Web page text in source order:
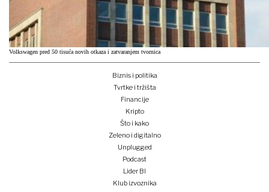
Volkswagen pred 50 tisuća novih otkaza i zatvaranjem tvornica
Biznis i politika
Tvrtke i tržišta
Financije
Kripto
Što i kako
Zeleno i digitalno
Unplugged
Podcast
Lider BI
Klub izvoznika